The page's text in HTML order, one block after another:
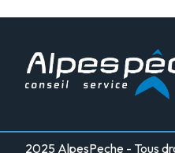
2025 AlpesPeche - Tous